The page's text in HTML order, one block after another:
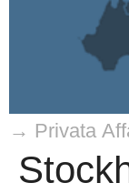
→ Privata